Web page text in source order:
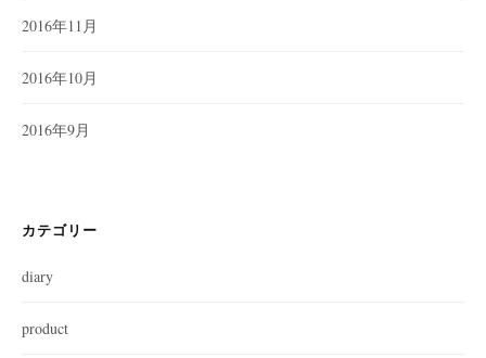
2016年11月
2016年10月
2016年9月
カテゴリー
diary
product